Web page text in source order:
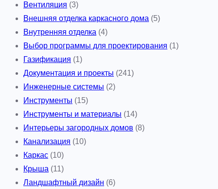
Вентиляция (3)
Внешняя отделка каркасного дома (5)
Внутренняя отделка (4)
Выбор программы для проектирования (1)
Газификация (1)
Документация и проекты (241)
Инженерные системы (2)
Инструменты (15)
Инструменты и материалы (14)
Интерьеры загородных домов (8)
Канализация (10)
Каркас (10)
Крыша (11)
Ландшафтный дизайн (6)